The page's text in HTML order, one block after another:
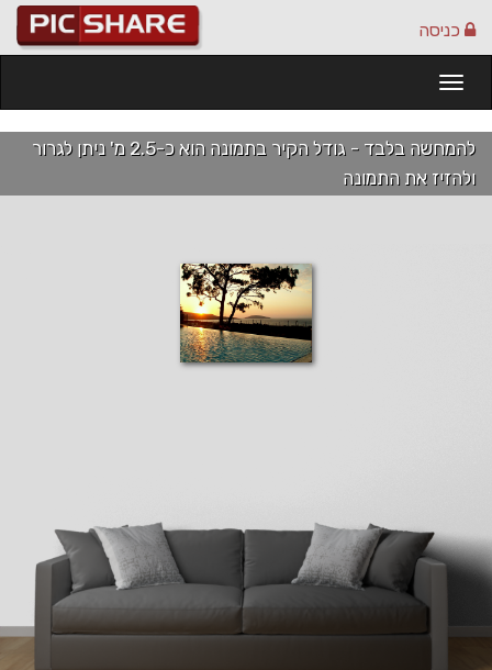
כניסה
להמחשה בלבד - גודל הקיר בתמונה הוא כ-2.5 מ' ניתן לגרור
ולהזיז את התמונה